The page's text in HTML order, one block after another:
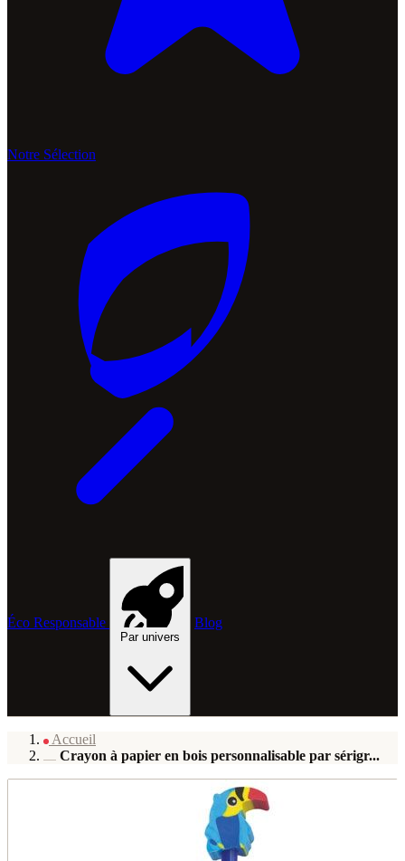
Notre Sélection
Éco Responsable
Par univers
Blog
Accueil
Crayon à papier en bois personnalisable par sérigr...